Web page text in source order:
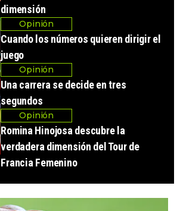
dimensión
Opinión
Cuando los números quieren dirigir el
juego
Opinión
Una carrera se decide en tres
segundos
Opinión
Romina Hinojosa descubre la
verdadera dimensión del Tour de
Francia Femenino